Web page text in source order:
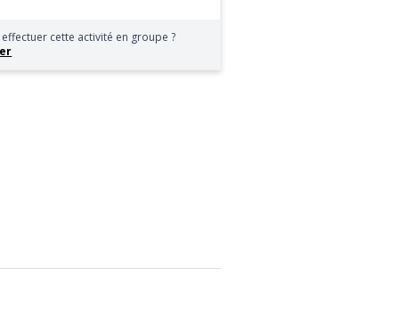
cette activité en groupe ?